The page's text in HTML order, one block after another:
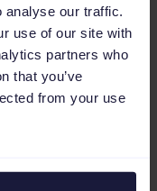
analyse our traffic.
use of our site with
partners who
that you’ve
from your use
tuoi dati Criteo.